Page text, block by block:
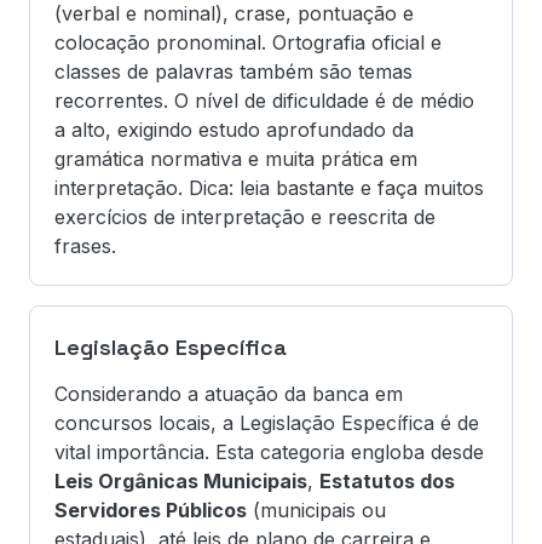
(verbal e nominal), crase, pontuação e
colocação pronominal. Ortografia oficial e
classes de palavras também são temas
recorrentes. O nível de dificuldade é de médio
a alto, exigindo estudo aprofundado da
gramática normativa e muita prática em
interpretação. Dica: leia bastante e faça muitos
exercícios de interpretação e reescrita de
frases.
Legislação Específica
Considerando a atuação da banca em
concursos locais, a Legislação Específica é de
vital importância. Esta categoria engloba desde
Leis Orgânicas Municipais, Estatutos dos
Servidores Públicos (municipais ou
estaduais), até leis de plano de carreira e